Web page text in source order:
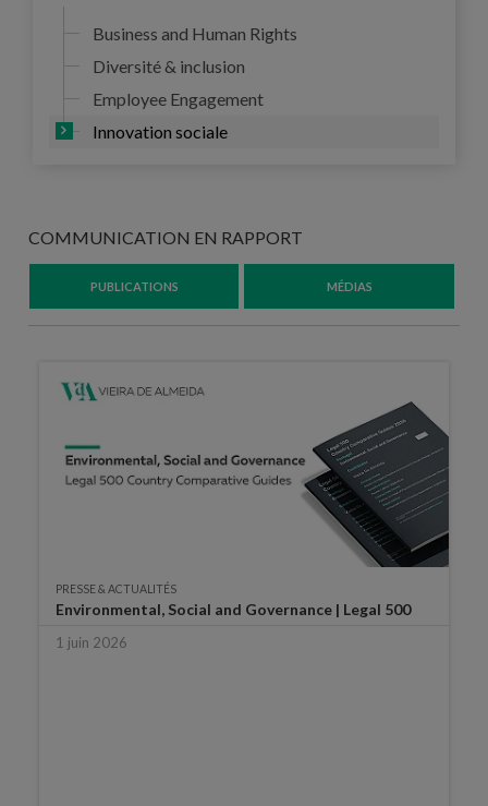
Business and Human Rights
Diversité & inclusion
Employee Engagement
Innovation sociale
COMMUNICATION EN RAPPORT
PUBLICATIONS MÉDIAS
PRESSE & ACTUALITÉS
Environmental, Social and Governance | Legal 500
1 juin 2026